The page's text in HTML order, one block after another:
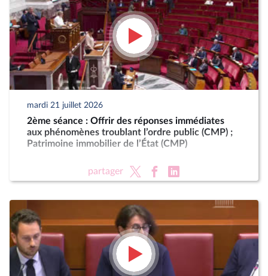
mardi 21 juillet 2026
2ème séance : Offrir des réponses immédiates
aux phénomènes troublant l’ordre public (CMP) ;
Patrimoine immobilier de l’État (CMP)
partager